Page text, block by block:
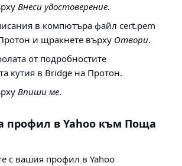
Внеси удостоверение.
в компютъра файл cert.pem
и щракнете върху Отвори.
от подробностите
кутия в Bridge на Протон.
Впиши ме.
профил в Yahoo към Поща
с вашия профил в Yahoo